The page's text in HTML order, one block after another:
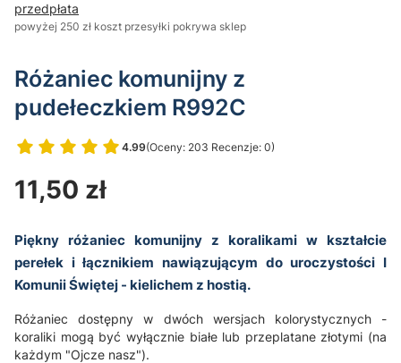
przedpłata
powyżej 250 zł koszt przesyłki pokrywa sklep
Różaniec komunijny z
pudełeczkiem R992C
4.99(Oceny: 203 Recenzje: 0)
Przejdź do sekcji Opinie
Cena
11,50 zł
Piękny różaniec komunijny z koralikami w kształcie
perełek i łącznikiem nawiązującym do uroczystości I
Komunii Świętej - kielichem z hostią.
Różaniec dostępny w dwóch wersjach kolorystycznych -
koraliki mogą być wyłącznie białe lub przeplatane złotymi (na
każdym "Ojcze nasz").